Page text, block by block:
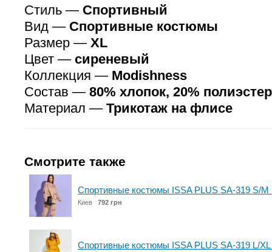
Стиль — Спортивный
Вид — Спортивные костюмы
Размер — XL
Цвет — сиреневый
Коллекция — Modishness
Состав — 80% хлопок, 20% полиэстер
Материал — Трикотаж на флисе
Смотрите также
Спортивные костюмы ISSA PLUS SA-319 S/
Киев 792 грн
Спортивные костюмы ISSA PLUS SA-319 L/XL